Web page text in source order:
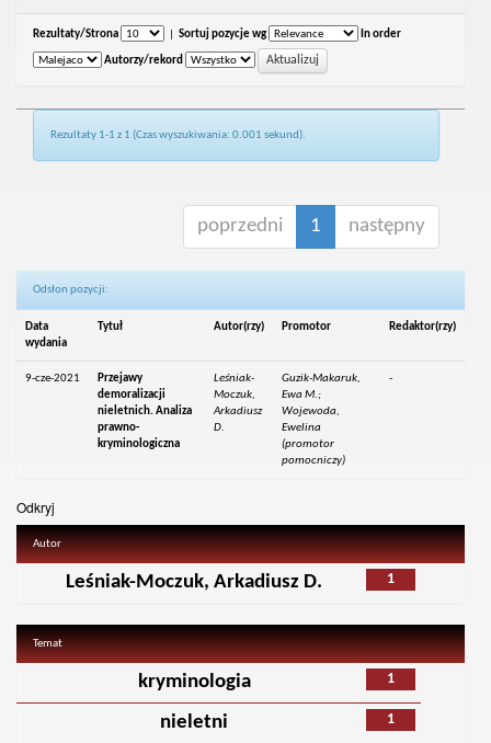
Rezultaty/Strona Sortuj pozycje wg In order
Autorzy/rekord
Rezultaty 1-1 z 1 (Czas wyszukiwania: 0.001 sekund).
poprzedni 1 następny
Odsłon pozycji:
Data
wydania
Tytuł Autor(rzy) Promotor Redaktor(rzy)
9-cze-2021
Przejawy
demoralizacji
nieletnich. Analiza
prawno-
kryminologiczna
Leśniak-
Moczuk,
Arkadiusz
D.
Guzik-Makaruk,
Ewa M.;
Wojewoda,
Ewelina
(promotor
pomocniczy)
-
Odkryj
Autor
1
Leśniak-Moczuk, Arkadiusz D.
Temat
1
kryminologia
1
nieletni